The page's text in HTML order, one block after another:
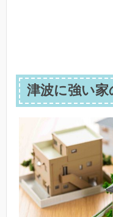
津波に強い